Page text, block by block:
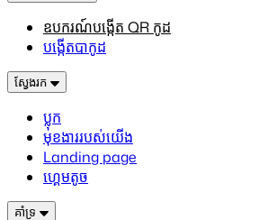
ឧបករណ៍បង្កើត QR កូដ
បង្កើតបាកូដ
ស្វែងរក
ប្លុក
មុខងាររបស់យើង
Landing page
ហ្គេមតូច
គាំទ្រ